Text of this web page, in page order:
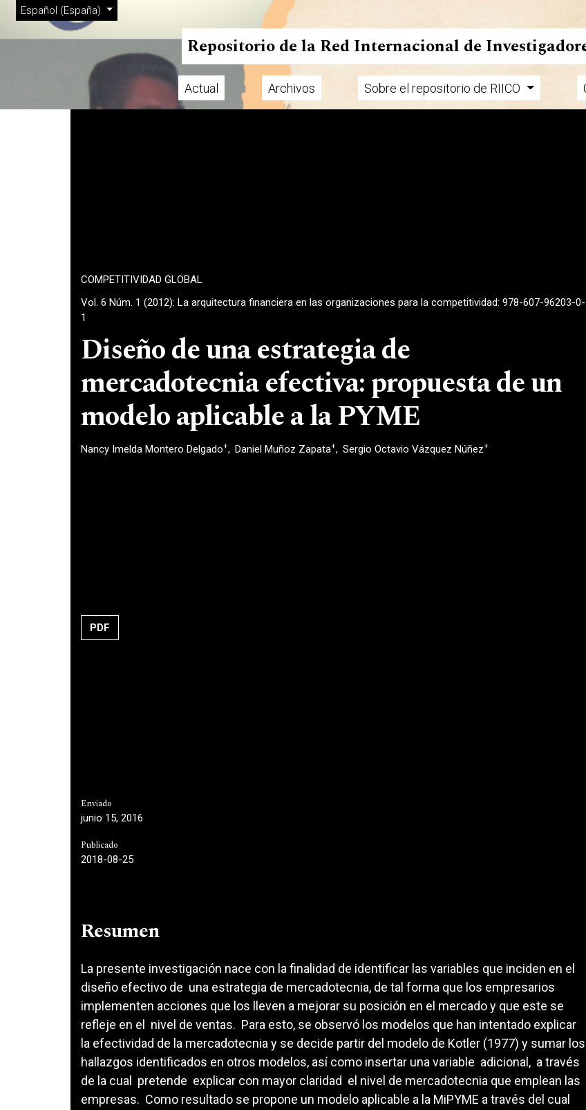
Ir al menú de navegación principal
Ir al contenido principal
Ir al pie de página del sitio
Cambiar el idioma. El actual es:
Español (España)
Menú de administración
Repositorio de la Red Internacional de
Menú principal Actual Archivos Sobre el repositorio de RIICO
COMPETITIVIDAD GLOBAL
Vol. 6 Núm. 1 (2012): La arquitectura financiera en las organizaciones para la competitividad: 978-607-96203-0-
1
Diseño de una estrategia de
mercadotecnia efectiva: propuesta de un
modelo aplicable a la PYME
Nancy Imelda Montero Delgado+ Daniel Muñoz Zapata+ Sergio Octavio Vázquez Núñez+
PDF
Enviado
junio 15, 2016
Publicado
2018-08-25
Resumen
La presente investigación nace con la finalidad de identificar las variables que inciden en el
diseño efectivo de una estrategia de mercadotecnia, de tal forma que los empresarios
implementen acciones que los lleven a mejorar su posición en el mercado y que este se
refleje en el nivel de ventas. Para esto, se observó los modelos que han intentado explicar
la efectividad de la mercadotecnia y se decide partir del modelo de Kotler (1977) y sumar los
hallazgos identificados en otros modelos, así como insertar una variable adicional, a través
de la cual pretende explicar con mayor claridad el nivel de mercadotecnia que emplean las
empresas. Como resultado se propone un modelo aplicable a la MiPYME a través del cual